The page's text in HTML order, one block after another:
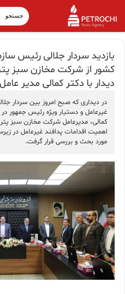
بازدید سردار جلالی رئیس
کشور از شرکت مخازن سبز
دیدار با دکتر کمالی مدیر
در دیداری که صبح امروز بین سردار
غیرعامل و دستیار ویژه رئیس جمهور در
کمالی، مدیرعامل شرکت مخازن سبز
اهمیت اقدامات پدافند غیرعامل در
مورد بحث و بررسی قرار گرفت.